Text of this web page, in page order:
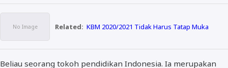
Related: KBM 2020/2021 Tidak Harus Tatap Muka
Beliau seorang tokoh pendidikan Indonesia. Ia merupakan